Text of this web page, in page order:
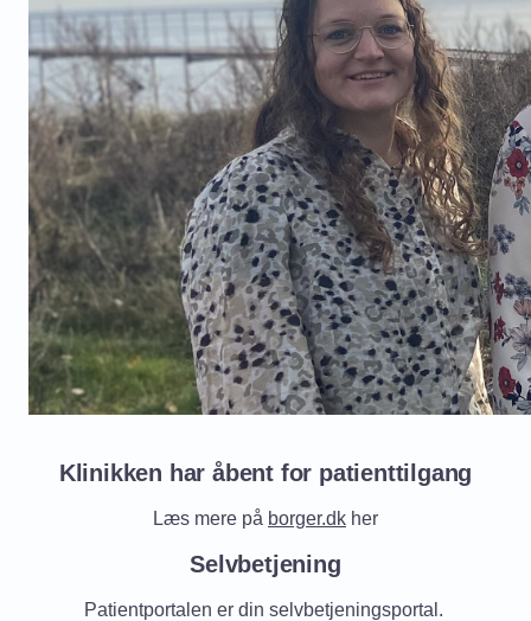
Klinikken har åbent for patienttilgang
Læs mere på borger.dk her
Selvbetjening
Patientportalen er din selvbetjeningsportal.